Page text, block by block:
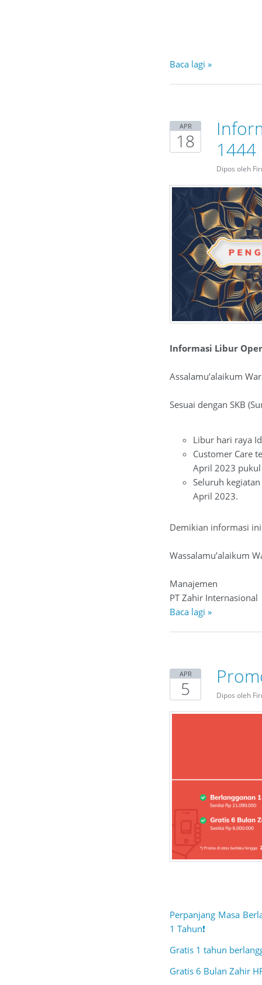
Baca lagi »
APR
18
1444
Dipos oleh
Informasi Libur
Assalamu’alaikum
Sesuai dengan SKB
Libur hari raya
Customer Care
April 2023
Seluruh
April 2023.
Demikian informasi
Wassalamu’alaikum
Manajemen
PT Zahir Internasional
Baca lagi »
APR
5 Dipos oleh
Perpanjang Masa
1 Tahun❗
Gratis 1 tahun
Gratis 6 Bulan Zahir